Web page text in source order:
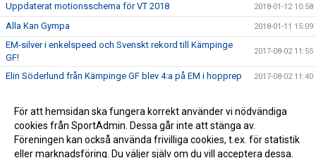
Uppdaterat motionsschema för VT 2018 2018-01-12 10:58
Alla Kan Gympa 2018-01-11 15:09
EM-silver i enkelspeed och Svenskt rekord till Kämpinge
GF!
2017-08-02 11:55
Elin Söderlund från Kämpinge GF blev 4:a på EM i hopprep 2017-08-02 11:40
TERMINSSTART HÖSTEN 2017 2017-07-23 11:02
KÄMPINGEKLÄDER, DRÄKTER OCH HOTPANTS 2015-10-07 10:54
För att hemsidan ska fungera korrekt använder vi nödvändiga
cookies från SportAdmin. Dessa går inte att stänga av.
Föreningen kan också använda frivilliga cookies, t.ex. för statistik
eller marknadsföring. Du väljer själv om du vill acceptera dessa.